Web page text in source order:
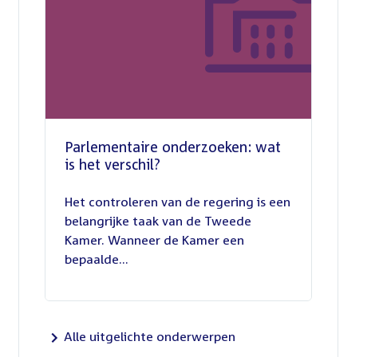
Parlementaire onderzoeken: wat
is het verschil?
juli
2026
Het controleren van de regering is een
belangrijke taak van de Tweede
Kamer. Wanneer de Kamer een
bepaalde...
Alle uitgelichte onderwerpen